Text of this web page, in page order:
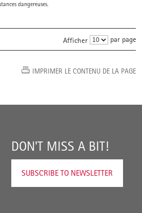
dangereuses.
Afficher par page
IMPRIMER LE CONTENU DE LA PAGE
DON'T MISS A BIT!
SUBSCRIBE TO NEWSLETTER